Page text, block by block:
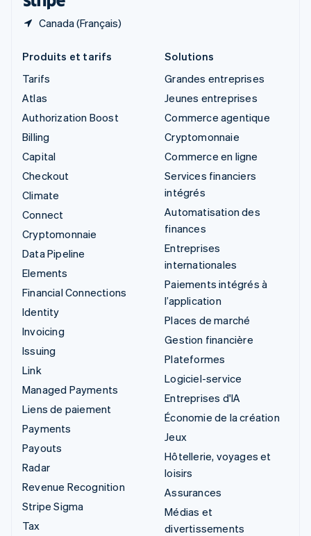
Canada (Français)
Produits et tarifs
Tarifs
Atlas
Authorization Boost
Billing
Capital
Checkout
Climate
Connect
Cryptomonnaie
Data Pipeline
Elements
Financial Connections
Identity
Invoicing
Issuing
Link
Managed Payments
Liens de paiement
Payments
Payouts
Radar
Revenue Recognition
Stripe Sigma
Tax
Solutions
Grandes entreprises
Jeunes entreprises
Commerce agentique
Cryptomonnaie
Commerce en ligne
Services financiers
intégrés
Automatisation des
finances
Entreprises
internationales
Paiements intégrés à
l’application
Places de marché
Gestion financière
Plateformes
Logiciel-service
Entreprises d'IA
Économie de la création
Jeux
Hôtellerie, voyages et
loisirs
Assurances
Médias et
divertissements